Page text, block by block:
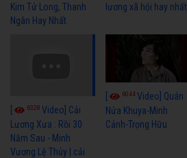
Kim Tử Long, Thanh
Ngân Hay Nhất
lương xã hội hay nhất
6328 Video] Cải
Lương Xưa : Rồi 30
Năm Sau - Minh
Vương Lệ Thủy | cải
6044Video] Quán
Nửa Khuya-Minh
Cảnh-Trọng Hữu